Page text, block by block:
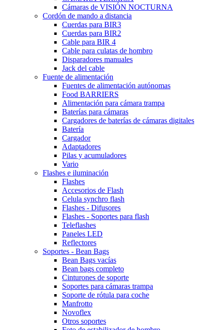
Cámaras de VISIÓN NOCTURNA
Cordón de mando a distancia
Cuerdas para BIR3
Cuerdas para BIR2
Cable para BIR 4
Cable para culatas de hombro
Disparadores manuales
Jack del cable
Fuente de alimentación
Fuentes de alimentación autónomas
Food BARRIERS
Alimentación para cámara trampa
Baterías para cámaras
Cargadores de baterías de cámaras digitales
Batería
Cargador
Adaptadores
Pilas y acumuladores
Vario
Flashes e iluminación
Flashes
Accesorios de Flash
Celula synchro flash
Flashes - Difusores
Flashes - Soportes para flash
Teleflashes
Paneles LED
Reflectores
Soportes - Bean Bags
Bean Bags vacías
Bean bags completo
Cinturones de soporte
Soportes para cámaras trampa
Soporte de rótula para coche
Manfrotto
Novoflex
Otros soportes